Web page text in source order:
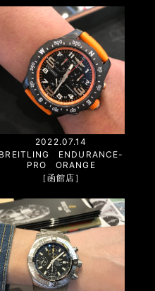
2022.07.14
BREITLING ENDURANCE-
PRO ORANGE
［函館店］